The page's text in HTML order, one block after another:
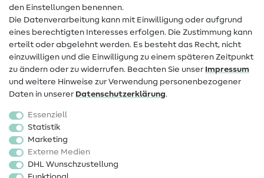
Widerrufsrecht
Beliebt
Stoffe
Sale
Schnittmuster
den Einstellungen benennen.
Die Datenverarbeitung kann mit Einwilligung oder aufgrund
eines berechtigten Interesses erfolgen. Die Zustimmung kann
erteilt oder abgelehnt werden. Es besteht das Recht, nicht
einzuwilligen und die Einwilligung zu einem späteren Zeitpunkt
zu ändern oder zu widerrufen. Beachten Sie unser Impressum
und weitere Hinweise zur Verwendung personenbezogener
Daten in unserer Daten­schutz­erklärung.
Essenziell
Statistik
Marketing
Externe Medien
DHL Wunschzustellung